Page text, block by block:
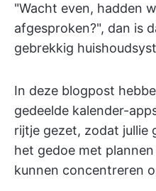
"Wacht even, hadden
afgesproken?", dan is
gebrekkig
In deze blogpost
gedeelde kalender-
rijtje gezet, zodat jullie
het gedoe met
kunnen concentreren